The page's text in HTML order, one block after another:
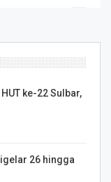
ke-22 Sulbar,
26 hingga